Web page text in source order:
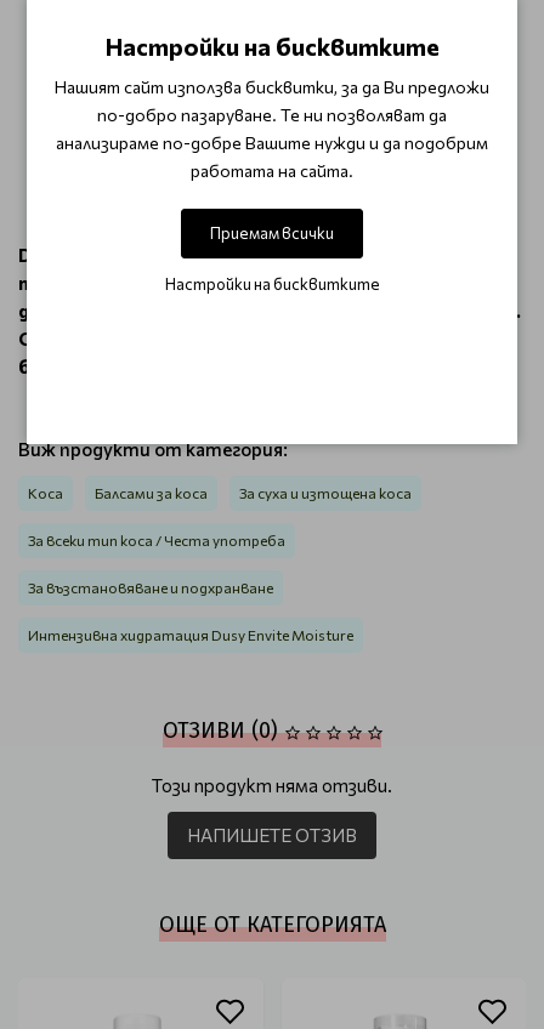
Защита на цвета: Помага за удължаване на
интензивността на цвета.
Разклатете добре преди употреба. Нанесете
равномерно върху чиста, подсушена с кърпа коса.
Не изплаквайте.
Продължете със стайлинга или оставете косата
да изсъхне естествено.
Dusy Professional EnVite Moisture Honey Spray е
перфектният продукт, ако искате да добавите
допълнителна хидратация и блясък на вашата коса.
С формула обогатена с мед, вашата коса ще бъде
блестяща, жива и дълбоко хидратирана !
Виж продукти от категория:
Коса Балсами за коса За суха и изтощена коса
За всеки тип коса / Честа употреба
За възстановяване и подхранване
Интензивна хидратация Dusy Envite Moisture
ОТЗИВИ (0)
Този продукт няма отзиви.
НАПИШЕТЕ ОТЗИВ
ОЩЕ ОТ КАТЕГОРИЯТА
Настройки на бисквитките
Нашият сайт използва бисквитки, за да Ви предложи
по-добро пазаруване. Те ни позволяват да
анализираме по-добре Вашите нужди и да подобрим
работата на сайта.
Приемам всички
Настройки на бисквитките